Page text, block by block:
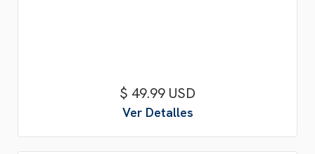
$ 49.99 USD
Ver Detalles